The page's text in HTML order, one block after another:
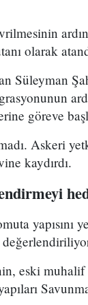
olarak
Süleyman
göreve
Askeri
kaydırdı.
yapısını
eski muhalif